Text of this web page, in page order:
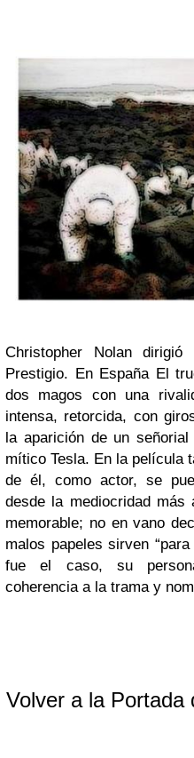
Christopher Nolan
Prestigio. En España El
dos magos con una
intensa, retorcida, con
la aparición de un
mítico Tesla. En la película
de él, como actor, se
desde la mediocridad más
memorable; no en vano
malos papeles sirven
fue el caso, su
coherencia a la trama y
Volver a la Portada